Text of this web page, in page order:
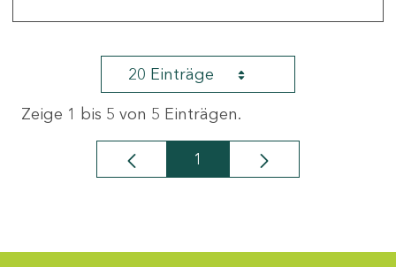
20 Einträge
Zeige 1 bis 5 von 5 Einträgen.
Seite
1